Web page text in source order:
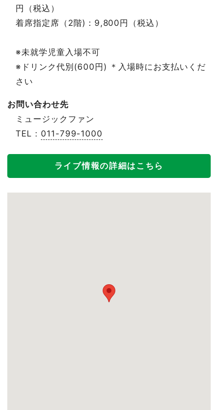
円（税込）
着席指定席（2階)：9,800円（税込）
※未就学児童入場不可
※ドリンク代別(600円) ＊入場時にお支払いくだ
さい
お問い合わせ先
ミュージックファン
TEL : 011-799-1000
ライブ情報の詳細はこちら